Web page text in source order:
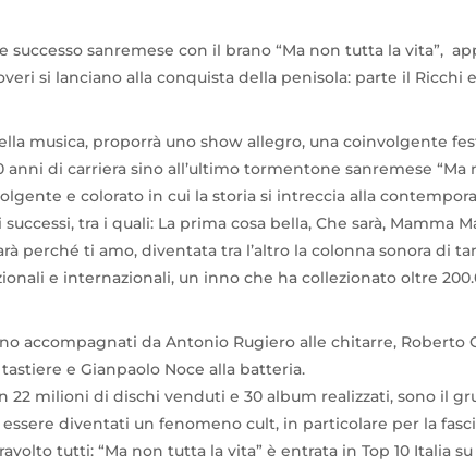
successo sanremese con il brano “Ma non tutta la vita”,
si lanciano alla conquista della penisola: parte il Ricchi
musica, proporrà uno show allegro, una coinvolgente
anni di carriera sino all’ultimo tormentone sanremese “Ma
e colorato in cui la storia si intreccia alla
tra i quali: La prima cosa bella, Che sarà, Mamma
perché ti amo, diventata tra l’altro la colonna sonora di
e internazionali, un inno che ha collezionato oltre
accompagnati da Antonio Rugiero alle chitarre, Roberto
e Gianpaolo Noce alla batteria.
22 milioni di dischi venduti e 30 album realizzati, sono il
diventati un fenomeno cult, in particolare per la
tutti: “Ma non tutta la vita” è entrata in Top 10 Italia